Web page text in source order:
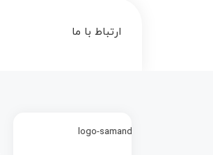
ارتباط با ما